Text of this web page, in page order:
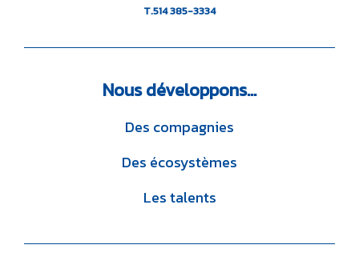
T.514 385-3334
Nousdéveloppons…
Des compagnies
Des écosystèmes
Les talents